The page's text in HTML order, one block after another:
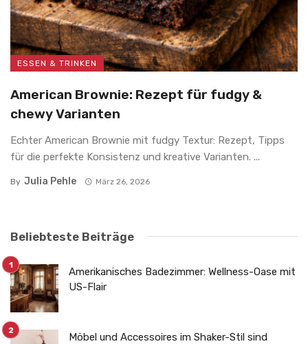
ESSEN & TRINKEN
American Brownie: Rezept für fudgy &
chewy Varianten
Echter American Brownie mit fudgy Textur: Rezept, Tipps
für die perfekte Konsistenz und kreative Varianten. ...
By Julia Pehle März 26, 2026
Beliebteste Beiträge
Amerikanisches Badezimmer: Wellness-Oase mit
US-Flair
Möbel und Accessoires im Shaker-Stil sind